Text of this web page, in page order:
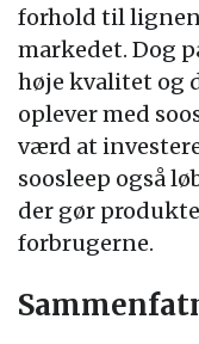
forhold til
markedet. Dog
høje kvalitet og
oplever med
værd at
soosleep også
der gør
forbrugerne.